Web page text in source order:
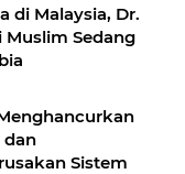
di Malaysia, Dr.
Sedang
dan
Sistem